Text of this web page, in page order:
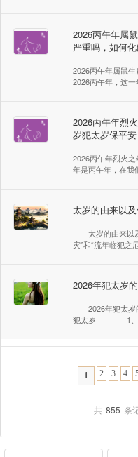
2026丙午年属
严重吗，如何化
2026丙午年属鼠
2026丙午年，这
2026丙午年烈
岁犯太岁保平安
2026丙午年烈火
年是丙午年，在我
太岁的由来以
太岁的由来以
灾”和“流年临犯之
2026年犯太岁
2026年犯太
犯太岁 1、
1 2 3 4
共 855 条